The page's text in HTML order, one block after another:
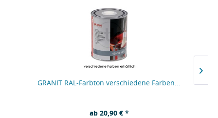
GRANIT RAL-Farbton verschiedene Farben...
ab 20,90 € *